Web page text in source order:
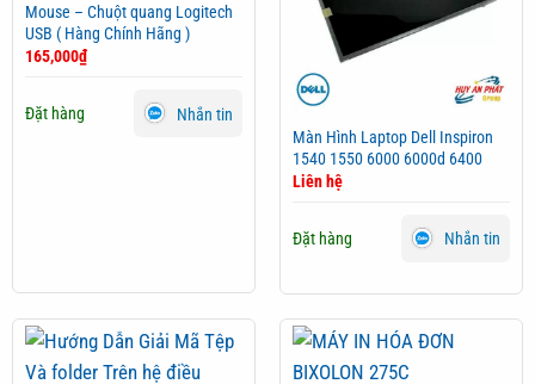
Mouse – Chuột quang Logitech
USB ( Hàng Chính Hãng )
165,000₫
Đặt hàng
Nhắn tin
Màn Hình Laptop Dell Inspiron
1540 1550 6000 6000d 6400
Liên hệ
Đặt hàng Nhắn tin